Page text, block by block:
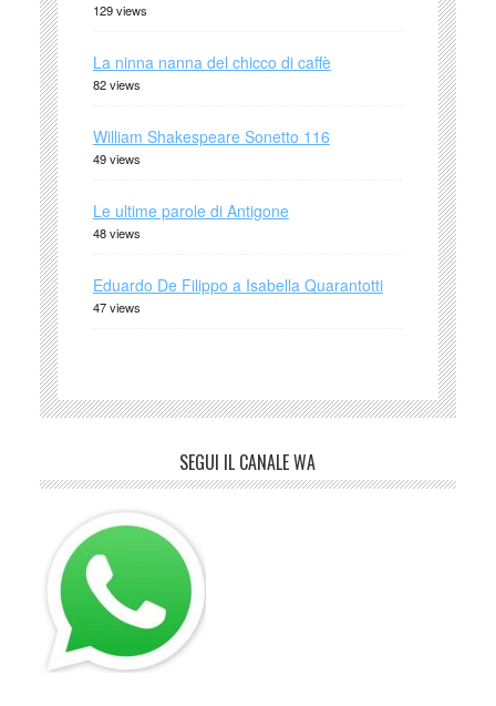
129 views
La ninna nanna del chicco di caffè
82 views
William Shakespeare Sonetto 116
49 views
Le ultime parole di Antigone
48 views
Eduardo De Filippo a Isabella Quarantotti
47 views
SEGUI IL CANALE WA